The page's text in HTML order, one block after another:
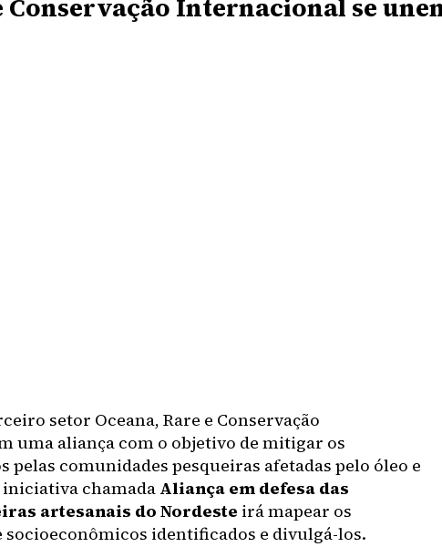
Conservação Internacional se
setor Oceana, Rare e Conservação
uma aliança com o objetivo de mitigar os
pelas comunidades pesqueiras afetadas pelo óleo e
iniciativa chamada Aliança em defesa das
artesanais do Nordeste irá mapear os
identificados e divulgá-los.